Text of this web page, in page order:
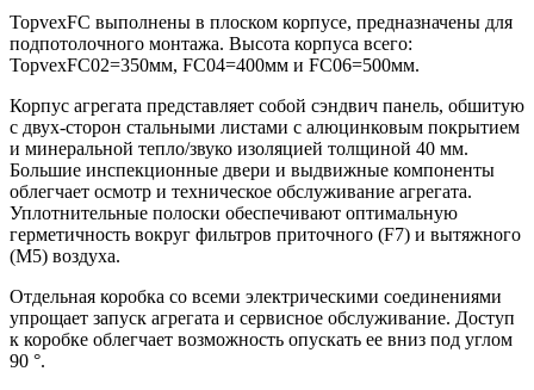
TopvexFC выполнены в плоском корпусе, предназначены для
подпотолочного монтажа. Высота корпуса всего:
TopvexFC02=350мм, FC04=400мм и FC06=500мм.
Корпус агрегата представляет собой сэндвич панель, обшитую
с двух-сторон стальными листами с алюцинковым покрытием
и минеральной тепло/звуко изоляцией толщиной 40 мм.
Большие инспекционные двери и выдвижные компоненты
облегчает осмотр и техническое обслуживание агрегата.
Уплотнительные полоски обеспечивают оптимальную
герметичность вокруг фильтров приточного (F7) и вытяжного
(M5) воздуха.
Отдельная коробка со всеми электрическими соединениями
упрощает запуск агрегата и сервисное обслуживание. Доступ
к коробке облегчает возможность опускать ее вниз под углом
90 °.